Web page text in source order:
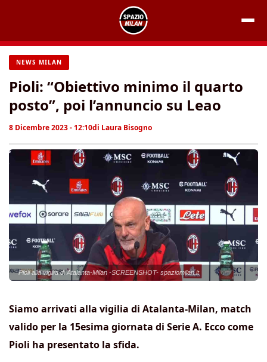
contenuto
NEWS MILAN
Pioli: “Obiettivo minimo il quarto
posto”, poi l’annuncio su Leao
8 Dicembre 2023 - 12:10di Laura Bisogno
Pioli alla vigilia di Atalanta-Milan -SCREENSHOT- spaziomilan.it
Siamo arrivati alla vigilia di Atalanta-Milan, match
valido per la 15esima giornata di Serie A. Ecco come
Pioli ha presentato la sfida.